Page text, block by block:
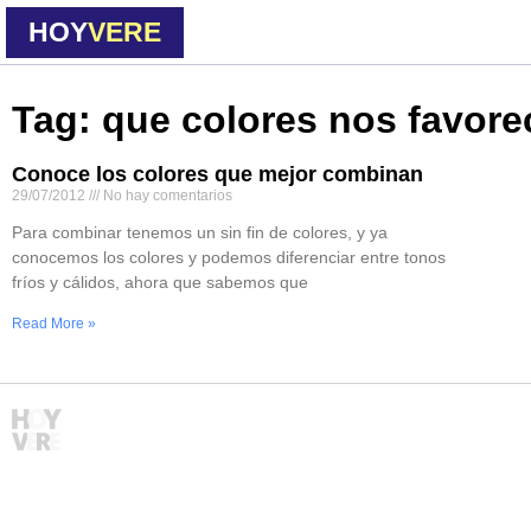
HOYVERE
Tag: que colores nos
Conoce los colores que mejor combinan
29/07/2012 No hay comentarios
Para combinar tenemos un sin fin de colores, y ya
conocemos los colores y podemos diferenciar entre tonos
fríos y cálidos, ahora que sabemos que
Read More »